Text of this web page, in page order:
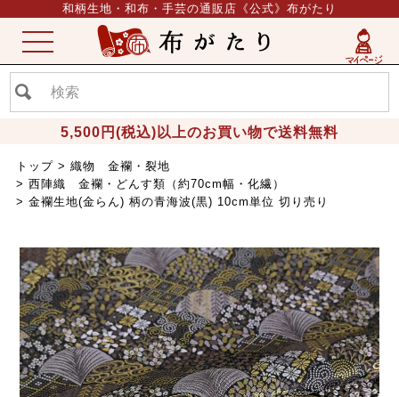
和柄生地・和布・手芸の通販店《公式》布がたり
5,500円(税込)以上のお買い物で送料無料
ME
NU
トップ
織物 金襴・裂地
西陣織 金襴・どんす類（約70cm幅・化繊）
金襴生地(金らん) 柄の青海波(黒) 10cm単位 切り売り